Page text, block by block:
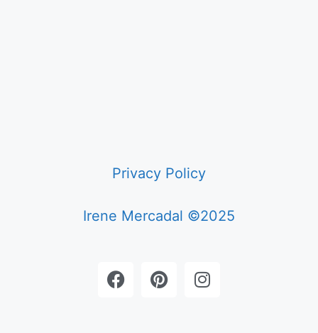
Privacy Policy
Irene Mercadal ©2025